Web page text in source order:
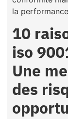
la
10
iso
Une
des